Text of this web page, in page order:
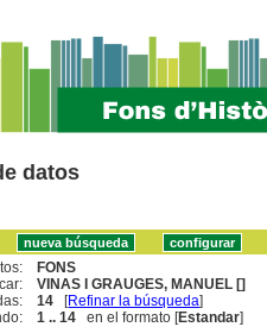
datos
FONS
VINAS I GRAUGES, MANUEL []
14 [Refinar la búsqueda]
1 .. 14 en el formato [Estandar]